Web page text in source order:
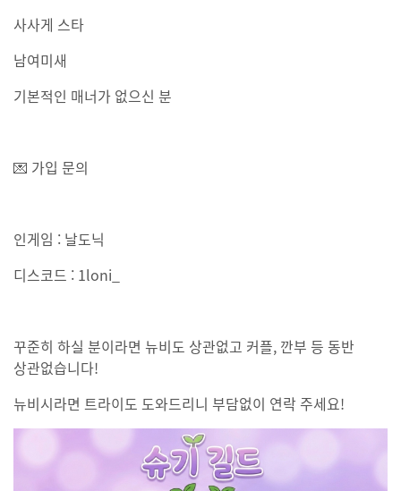
사사게 스타
남여미새
기본적인 매너가 없으신 분
💌 가입 문의
인게임 : 날도닉
디스코드 : 1loni_
꾸준히 하실 분이라면 뉴비도 상관없고 커플, 깐부 등 동반
상관없습니다!
뉴비시라면 트라이도 도와드리니 부담없이 연락 주세요!